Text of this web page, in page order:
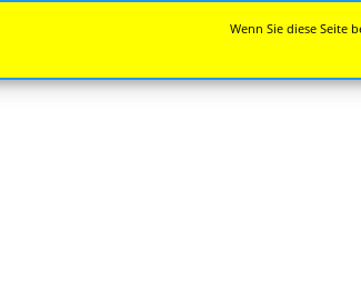
Wenn Sie diese Seite